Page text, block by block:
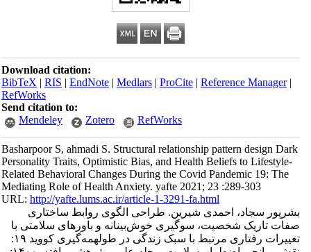
Download citation:
BibTeX|RIS|EndNote|Medlars|ProCite|Reference Manager
RefWorks
Send citation to:
Mendeley
Zotero RefWorks
Basharpoor S, ahmadi S. Structural relationship pattern design Dark
Personality Traits, Optimistic Bias, and Health Beliefs to Lifestyle-
Related Behavioral Changes During the Covid Pandemic 19: The
Mediating Role of Health Anxiety. yafte 2021; 23 :289-303
URL:http://yafte.lums.ac.ir/article-1-3291-fa.html
بشرپور سجاد، احمدی شیرین. طراحی الگوی روابط ساختاری
صفات تاریک شخصیت، سوگیری خوش‌بینانه و باورهای سلامتی با
تغییرات رفتاری مرتبط با سبک زندگی در طولهمه‌گیری کووید ۱۹: